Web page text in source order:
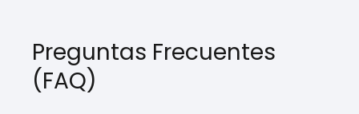
Preguntas Frecuentes
(FAQ)